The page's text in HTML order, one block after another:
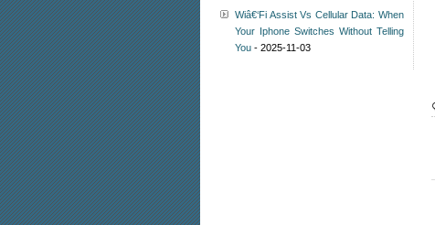
Wiâ€‘Fi Assist Vs Cellular Data: When
Your Iphone Switches Without Telling
You - 2025-11-03